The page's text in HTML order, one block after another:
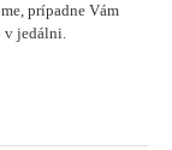
prípadne Vám
v jedálni.